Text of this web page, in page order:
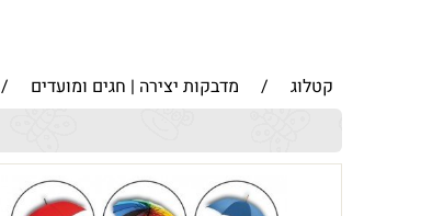
קטלוג / מדבקות יצירה | חגים ומועדים /